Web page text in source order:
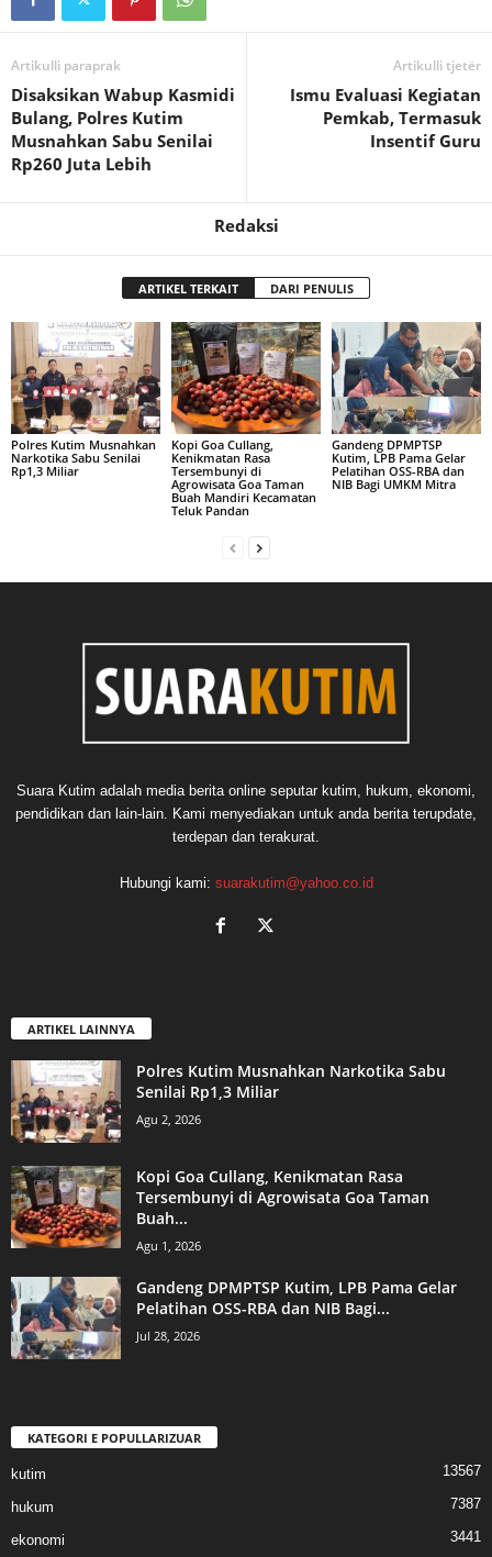
Artikulli paraprak
Disaksikan Wabup Kasmidi
Bulang, Polres Kutim
Musnahkan Sabu Senilai
Rp260 Juta Lebih
Artikulli tjetër
Ismu Evaluasi Kegiatan
Pemkab, Termasuk
Insentif Guru
Redaksi
ARTIKEL TERKAIT DARI PENULIS
Polres Kutim Musnahkan
Narkotika Sabu Senilai
Rp1,3 Miliar
Kopi Goa Cullang,
Kenikmatan Rasa
Tersembunyi di
Agrowisata Goa Taman
Buah Mandiri Kecamatan
Teluk Pandan
Gandeng DPMPTSP
Kutim, LPB Pama Gelar
Pelatihan OSS-RBA dan
NIB Bagi UMKM Mitra
Suara Kutim adalah media berita online seputar kutim, hukum, ekonomi,
pendidikan dan lain-lain. Kami menyediakan untuk anda berita terupdate,
terdepan dan terakurat.
Hubungi kami: suarakutim@yahoo.co.id
ARTIKEL LAINNYA
Polres Kutim Musnahkan Narkotika Sabu
Senilai Rp1,3 Miliar
Agu 2, 2026
Kopi Goa Cullang, Kenikmatan Rasa
Tersembunyi di Agrowisata Goa Taman
Buah...
Agu 1, 2026
Gandeng DPMPTSP Kutim, LPB Pama Gelar
Pelatihan OSS-RBA dan NIB Bagi...
Jul 28, 2026
KATEGORI E POPULLARIZUAR
kutim 13567
hukum 7387
ekonomi 3441